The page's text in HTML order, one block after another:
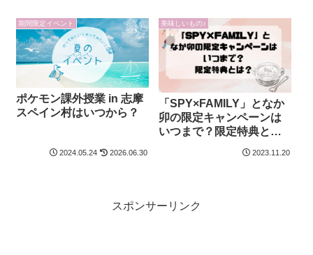
期間限定イベント
ポケモン課外授業 in 志摩
スペイン村はいつから？
2024.05.24 2026.06.30
美味しいもの♪
「SPY×FAMILY」となか
卯の限定キャンペーンは
いつまで？限定特典と
2023.11.20
スポンサーリンク